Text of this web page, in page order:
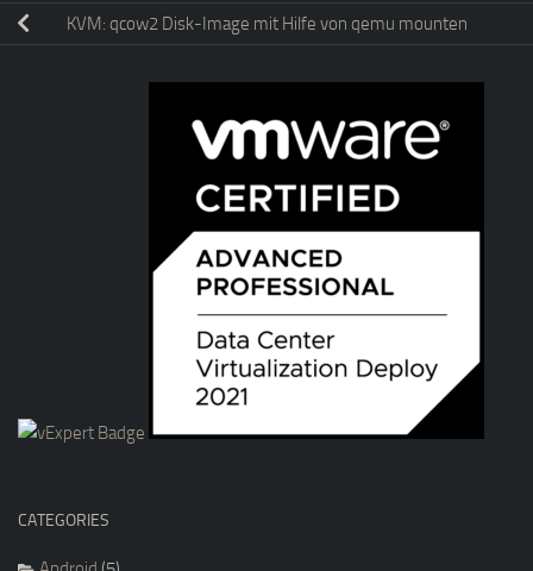
KVM: qcow2 Disk-Image mit Hilfe von qemu mounten
CATEGORIES